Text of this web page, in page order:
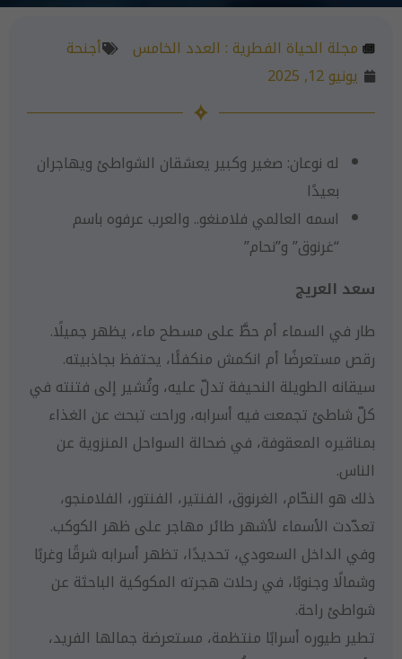
مجلة الحياة الفطرية : العدد الخامس
أجنحة
يونيو 12, 2025
له نوعان: صغير وكبير يعشقان الشواطئ ويهاجران
بعيدًا
اسمه العالمي فلامنغو.. والعرب عرفوه باسم
“غرنوق” و”نحام”
سعد العريج
طار في السماء أم حطَّ على مسطح ماء، يظهر جميلًا.
رقص مستعرضًا أم انكمش منكفئًا، يحتفظ بجاذبيته.
سيقانه الطويلة النحيفة تدلّ عليه، وتُشير إلى فتنته في
كلّ شاطئ تجمعت فيه أسرابه، وراحت تبحث عن الغذاء
بمناقيره المعقوفة، في ضحالة السواحل المنزوية عن
الناس.
ذلك هو النحّام، الغرنوق، الفنتير، الفنتور، الفلامنجو،
تعدّدت الأسماء لأشهر طائر مهاجر على ظهر الكوكب.
وفي الداخل السعودي، تحديدًا، تظهر أسرابه شرقًا وغربًا
وشمالًا وجنوبًا، في رحلات هجرته المكوكية الباحثة عن
شواطئ راحة.
تطير طيوره أسرابًا منتظمة، مستعرضة جمالها الفريد،